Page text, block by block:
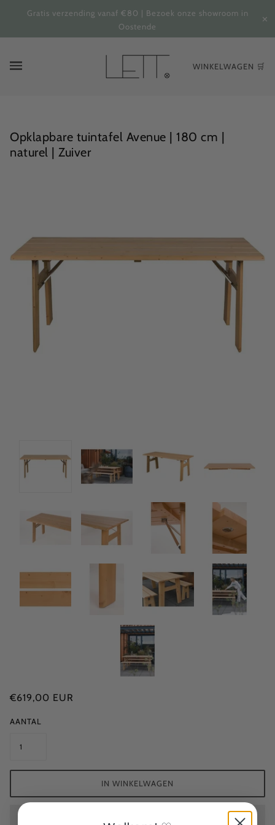
Gratis verzending vanaf €80 | Bezoek onze showroom in
Oostende
✕
WINKELWAGEN 🛒
Opklapbare tuintafel Avenue | 180 cm |
naturel | Zuiver
€619,00 EUR
AANTAL
IN WINKELWAGEN